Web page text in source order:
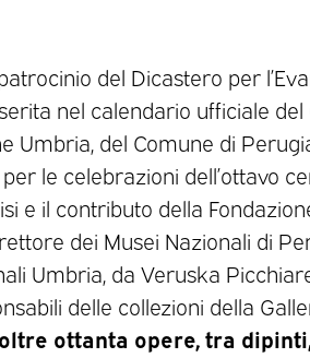
del Dicastero per
nel calendario ufficiale
Umbria, del Comune di
le celebrazioni dell’ottavo
e il contributo della
dei Musei Nazionali di
Umbria, da Veruska
delle collezioni della
oltre ottanta opere, tra